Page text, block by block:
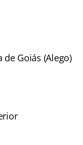
Goiás (Alego)